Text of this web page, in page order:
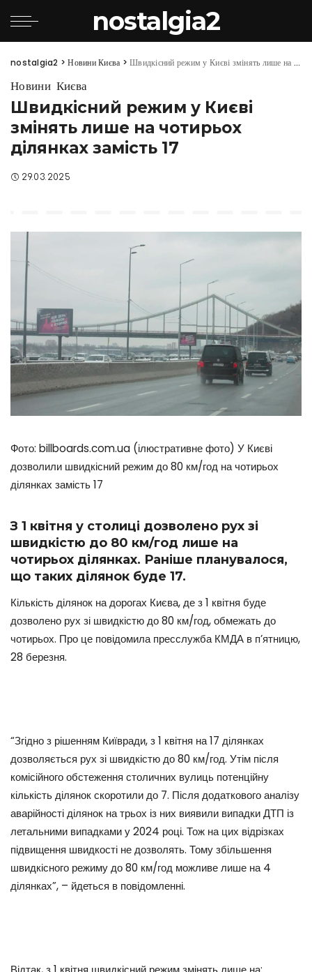
nostalgia2
nostalgia2 >Новини Києва >Швидкісний режим у Києві змінять лише на чотирьох ділянках замість 17
Новини Києва
Швидкісний режим у Києві
змінять лише на чотирьох
ділянках замість 17
29.03.2025
Фото: billboards.com.ua (ілюстративне фото) У Києві
дозволили швидкісний режим до 80 км/год на чотирьох
ділянках замість 17
З 1 квітня у столиці дозволено рух зі
швидкістю до 80 км/год лише на
чотирьох ділянках. Раніше планувалося,
що таких ділянок буде 17.
Кількість ділянок на дорогах Києва, де з 1 квітня буде
дозволено рух зі швидкістю до 80 км/год, обмежать до
чотирьох. Про це повідомила пресслужба КМДА в п’ятницю,
28 березня.
“Згідно з рішенням Київради, з 1 квітня на 17 ділянках
дозволяється рух зі швидкістю до 80 км/год. Утім після
комісійного обстеження столичних вулиць потенційну
кількість ділянок скоротили до 7. Після додаткового аналізу
аварійності ділянок на трьох із них виявили випадки ДТП із
летальними випадками у 2024 році. Тож на цих відрізках
підвищення швидкості не дозволять. Тому збільшення
швидкісного режиму до 80 км/год можливе лише на 4
ділянках”, – йдеться в повідомленні.